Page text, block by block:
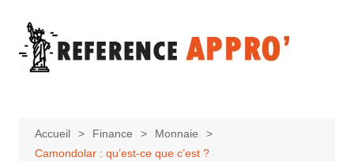
contenu
Accueil Finance
Monnaie
Camondolar : qu’est-ce que c’est ?